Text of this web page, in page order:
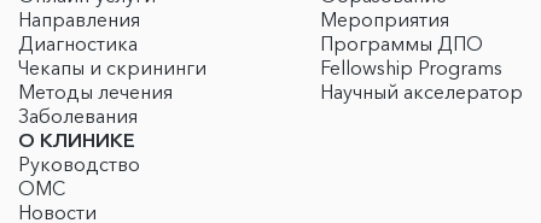
Направления
Диагностика
Чекапы и скрининги
Методы лечения
Заболевания
Мероприятия
Программы ДПО
Fellowship Programs
Научный акселератор
О КЛИНИКЕ
Руководство
ОМС
Новости